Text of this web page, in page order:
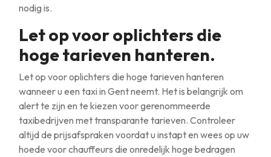
nodig is.
Let op voor oplichters die
hoge tarieven hanteren.
Let op voor oplichters die hoge tarieven hanteren
wanneer u een taxi in Gent neemt. Het is belangrijk om
alert te zijn en te kiezen voor gerenommeerde
taxibedrijven met transparante tarieven. Controleer
altijd de prijsafspraken voordat u instapt en wees op uw
hoede voor chauffeurs die onredelijk hoge bedragen